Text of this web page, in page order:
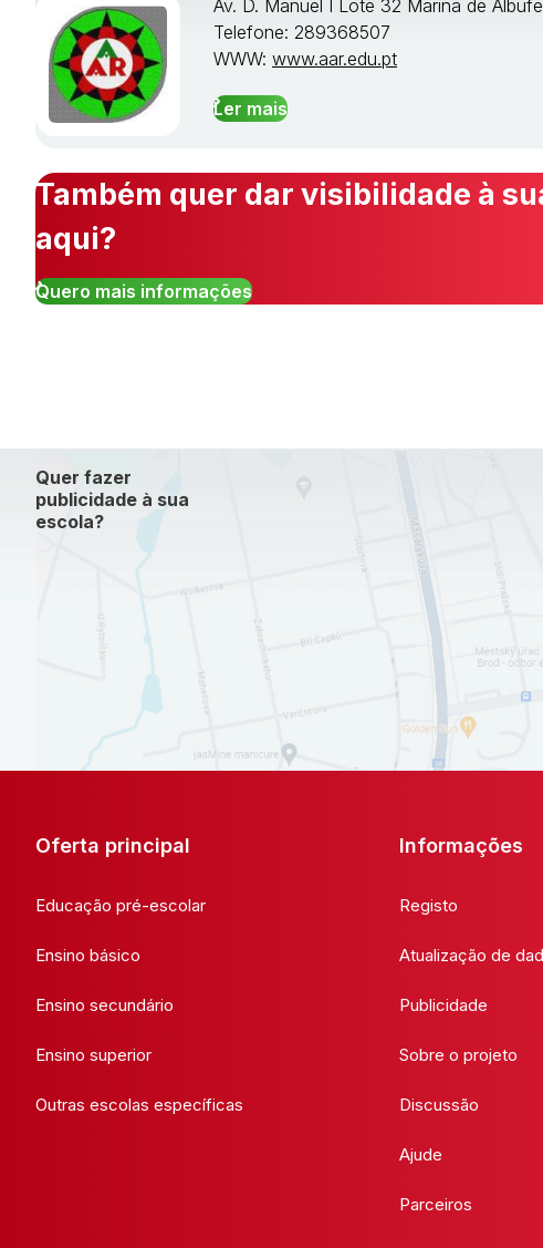
Av. D. Manuel I Lote 32 Marina de
Telefone: 289368507
WWW: www.aar.edu.pt
Ler mais
Também quer dar visibilidade à
aqui?
Quero mais informações
Quer fazer
publicidade à sua
escola?
Oferta principal
Educação pré-escolar
Ensino básico
Ensino secundário
Ensino superior
Outras escolas específicas
Informações
Registo
Atualização de
Publicidade
Sobre o projeto
Discussão
Ajude
Parceiros